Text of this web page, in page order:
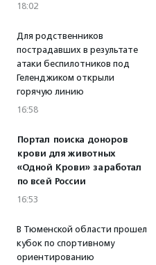
18:02
Для родственников
пострадавших в результате
атаки беспилотников под
Геленджиком открыли
горячую линию
16:58
Портал поиска доноров
крови для животных
«Одной Крови» заработал
по всей России
16:53
В Тюменской области прошел
кубок по спортивному
ориентированию